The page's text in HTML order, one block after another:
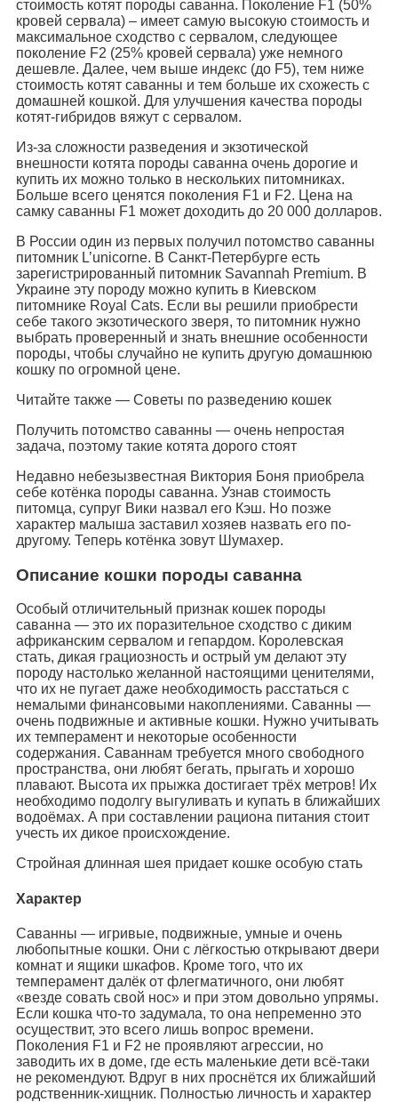
стоимость котят породы саванна. Поколение F1 (50%
кровей сервала) – имеет самую высокую стоимость и
максимальное сходство с сервалом, следующее
поколение F2 (25% кровей сервала) уже немного
дешевле. Далее, чем выше индекс (до F5), тем ниже
стоимость котят саванны и тем больше их схожесть с
домашней кошкой. Для улучшения качества породы
котят-гибридов вяжут с сервалом.
Из-за сложности разведения и экзотической
внешности котята породы саванна очень дорогие и
купить их можно только в нескольких питомниках.
Больше всего ценятся поколения F1 и F2. Цена на
самку саванны F1 может доходить до 20 000 долларов.
В России один из первых получил потомство саванны
питомник L’unicorne. В Санкт-Петербурге есть
зарегистрированный питомник Savannah Premium. В
Украине эту породу можно купить в Киевском
питомнике Royal Cats. Если вы решили приобрести
себе такого экзотического зверя, то питомник нужно
выбрать проверенный и знать внешние особенности
породы, чтобы случайно не купить другую домашнюю
кошку по огромной цене.
Читайте также — Советы по разведению кошек
Получить потомство саванны — очень непростая
задача, поэтому такие котята дорого стоят
Недавно небезызвестная Виктория Боня приобрела
себе котёнка породы саванна. Узнав стоимость
питомца, супруг Вики назвал его Кэш. Но позже
характер малыша заставил хозяев назвать его по-
другому. Теперь котёнка зовут Шумахер.
Описание кошки породы саванна
Особый отличительный признак кошек породы
саванна — это их поразительное сходство с диким
африканским сервалом и гепардом. Королевская
стать, дикая грациозность и острый ум делают эту
породу настолько желанной настоящими ценителями,
что их не пугает даже необходимость расстаться с
немалыми финансовыми накоплениями. Саванны —
очень подвижные и активные кошки. Нужно учитывать
их темперамент и некоторые особенности
содержания. Саваннам требуется много свободного
пространства, они любят бегать, прыгать и хорошо
плавают. Высота их прыжка достигает трёх метров! Их
необходимо подолгу выгуливать и купать в ближайших
водоёмах. А при составлении рациона питания стоит
учесть их дикое происхождение.
Стройная длинная шея придает кошке особую стать
Характер
Саванны — игривые, подвижные, умные и очень
любопытные кошки. Они с лёгкостью открывают двери
комнат и ящики шкафов. Кроме того, что их
темперамент далёк от флегматичного, они любят
«везде совать свой нос» и при этом довольно упрямы.
Если кошка что-то задумала, то она непременно это
осуществит, это всего лишь вопрос времени.
Поколения F1 и F2 не проявляют агрессии, но
заводить их в доме, где есть маленькие дети всё-таки
не рекомендуют. Вдруг в них проснётся их ближайший
родственник-хищник. Полностью личность и характер